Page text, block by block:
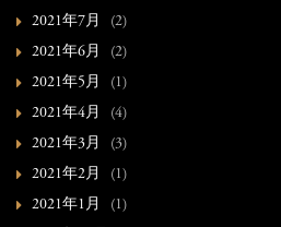
2021年7月
(2)
2021年6月
(2)
2021年5月
(1)
2021年4月
(4)
2021年3月
(3)
2021年2月
(1)
2021年1月
(1)